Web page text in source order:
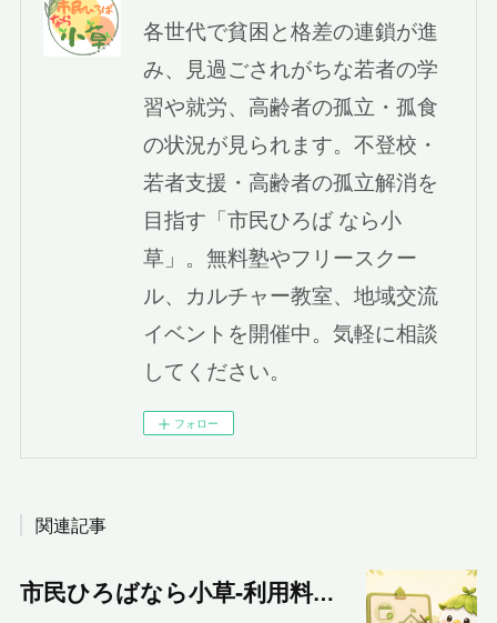
各世代で貧困と格差の連鎖が進
み、見過ごされがちな若者の学
習や就労、高齢者の孤立・孤食
の状況が見られます。不登校・
若者支援・高齢者の孤立解消を
目指す「市民ひろば なら小
草」。無料塾やフリースクー
ル、カルチャー教室、地域交流
イベントを開催中。気軽に相談
してください。
フォロー
関連記事
市民ひろばなら小草‐利用料金のご案内